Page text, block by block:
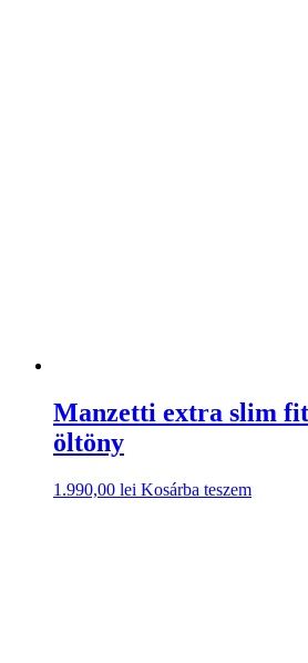
Manzetti extra slim fit
öltöny
1.990,00 lei Kosárba teszem